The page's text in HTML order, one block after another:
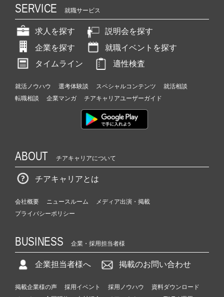
就
サ
イ
ト
チ
キ
ャ
ア
（C
e
C
r
SERVICE 就職サービス
求人を探す
説明会を探す
企業を探す
就職イベントを探す
タイムライン
適性検査
就活ノウハウ 選考体験談 スペシャルコンテンツ
就活相談
転職相談
企業マンガ チアキャリアユーザーガイド
ABOUT チアキャリアについて
チアキャリアとは
会社概要 ニュースルーム
メディア出演・掲載
プライバシーポリシー
BUSINESS 企業・採用担当者様
企業担当者様へ 掲載のお問い合わせ
掲載企業様の声 採用イベント 採用ノウハウ
資料ダウンロード